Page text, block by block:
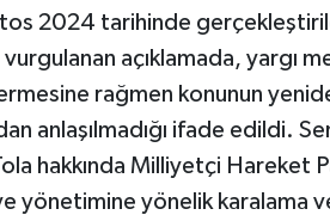
2024 tarihinde
açıklamada, yargı
rağmen konunun
anlaşılmadığı ifade edildi.
hakkında Milliyetçi Hareket
yönetimine yönelik karalama